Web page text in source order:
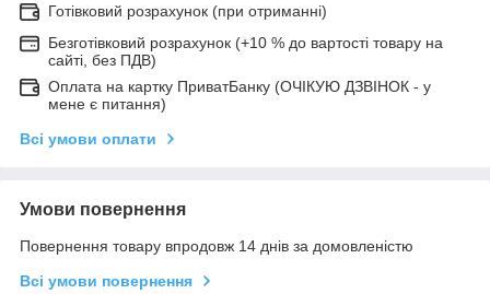
Готівковий розрахунок (при отриманні)
Безготівковий розрахунок (+10 % до вартості товару на
сайті, без ПДВ)
Оплата на картку ПриватБанку (ОЧІКУЮ ДЗВІНОК - у
мене є питання)
Всі умови оплати
Умови повернення
Повернення товару впродовж 14 днів за домовленістю
Всі умови повернення